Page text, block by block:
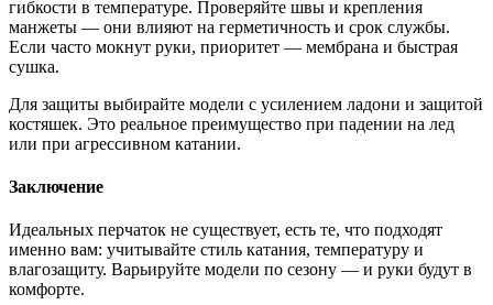
гибкости в температуре. Проверяйте швы и крепления
манжеты — они влияют на герметичность и срок службы.
Если часто мокнут руки, приоритет — мембрана и быстрая
сушка.
Для защиты выбирайте модели с усилением ладони и защитой
костяшек. Это реальное преимущество при падении на лед
или при агрессивном катании.
Заключение
Идеальных перчаток не существует, есть те, что подходят
именно вам: учитывайте стиль катания, температуру и
влагозащиту. Варьируйте модели по сезону — и руки будут в
комфорте.